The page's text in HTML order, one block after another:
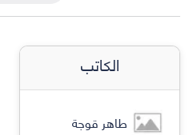
الكاتب
طاهر قوجة